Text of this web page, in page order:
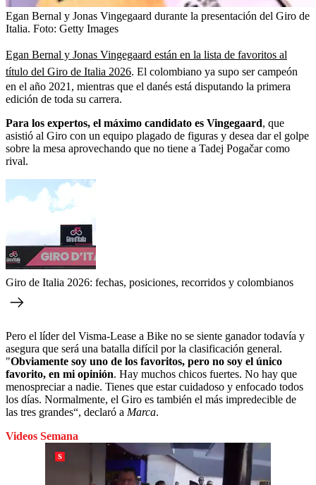
Egan Bernal y Jonas Vingegaard durante la presentación del Giro de
Italia. Foto: Getty Images
Egan Bernal y Jonas Vingegaard están en la lista de favoritos al
título del Giro de Italia 2026. El colombiano ya supo ser campeón
en el año 2021, mientras que el danés está disputando la primera
edición de toda su carrera.
Para los expertos, el máximo candidato es Vingegaard, que
asistió al Giro con un equipo plagado de figuras y desea dar el golpe
sobre la mesa aprovechando que no tiene a Tadej Pogačar como
rival.
Giro de Italia 2026: fechas, posiciones, recorridos y colombianos
Pero el líder del Visma-Lease a Bike no se siente ganador todavía y
asegura que será una batalla difícil por la clasificación general.
"Obviamente soy uno de los favoritos, pero no soy el único
favorito, en mi opinión. Hay muchos chicos fuertes. No hay que
menospreciar a nadie. Tienes que estar cuidadoso y enfocado todos
los días. Normalmente, el Giro es también el más impredecible de
las tres grandes“, declaró a Marca.
Videos Semana